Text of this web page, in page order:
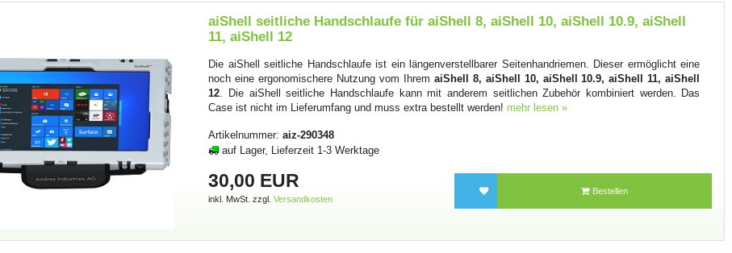
aiShell seitliche Handschlaufe für aiShell 8, aiShell 10, aiShell 10.9, aiShell
11, aiShell 12
Die aiShell seitliche Handschlaufe ist ein längenverstellbarer Seitenhandriemen. Dieser ermöglicht eine
noch eine ergonomischere Nutzung vom Ihrem aiShell 8, aiShell 10, aiShell 10.9, aiShell 11, aiShell
12 . Die aiShell seitliche Handschlaufe kann mit anderem seitlichen Zubehör kombiniert werden. Das
Case ist nicht im Lieferumfang und muss extra bestellt werden! mehr lesen »
Artikelnummer:aiz-290348
auf Lager, Lieferzeit 1-3 Werktage
30,00 EUR
inkl. MwSt. zzgl.Versandkosten
Bestellen